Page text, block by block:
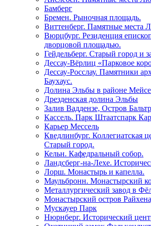
Бамберг
Бремен. Рыночная площадь.
Виттенберг. Памятные места
Вюрцбург. Резиденция
дворцовой площадью.
Гейдельберг. Старый город и
Дессау-Вёрлиц «Парковое
Дессау-Росслау. Памятники
Баухаус.
Долина Эльбы в районе
Дрезденская долина Эльбы
Залив Ваддензе, Остров
Кассель. Парк Штаатспарк
Карьер Мессель
Кведлинбург. Коллегиатская
Старый город.
Кельн. Кафедральный собор.
Ландсберг-на-Лехе.
Лорш. Монастырь и капелла.
Маульбронн. Монастырский
Металлургический завод в
Монастырский остров
Мускауер Парк
Нюрнберг. Исторический